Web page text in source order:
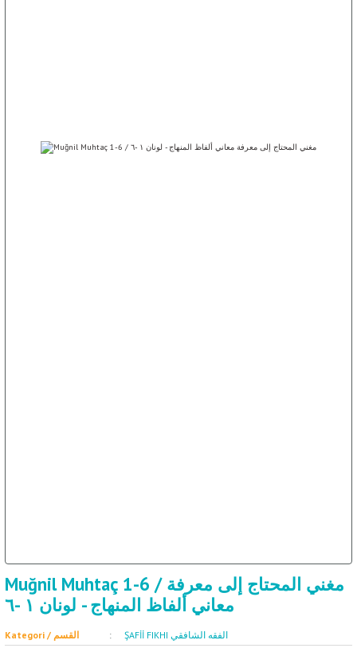
Muğnil Muhtaç 1-6 / مغني المحتاج إلى معرفة
معاني ألفاظ المنهاج - لونان ١ -٦
Kategori / القسم
ŞAFİİ FIKHI الفقه الشافقي